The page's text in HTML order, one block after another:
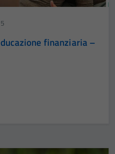
finanziaria –